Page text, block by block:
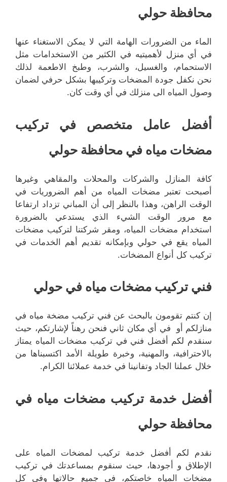
محافظة حولي
الماء من الضرورات الهامة التي لا يمكن الاستغناء عنها
في أي منزل لأهميتيه في الكثير من الاستخدامات مثل
الاستحمام، والغسيل، والشرب، وطبخ الاطعمة لذلك
نحن نكفل جودة المضخات وتركيبها بشكل حرفي لضمان
وصول المياه الى منزلك في أي وقت كان.
أفضل عامل متخصص في تركيب
مضخات مياه في محافظة حولي
كافة المنازل والشركات والمحلات والمقاهي وغيرها
أصبحت تعتبر مضخات المياه من أهم الضروريات في
الوقت الراهن، وهذا بالنظر إلى أن المباني تزداد ارتفاعا
مع مرور الوقت الشيء الذي يستدعي بالضرورة
استخدام مضخات المياه، ومقر شركتنا لتركيب مضخات
المياه يقع في حولي وبإمكانه تقديم أهم الخدمات في
تركيب كل أنواع المضخات.
فني تركيب مضخات مياه في حولي
إن كنتم تقومون بالبحث عن فني تركيب مضخة مياه في
منازلكم أو في أي مكان ثاني فنحن رهناً لإشارتكم، حيث
سنقدم لكم أفضل فني في تركيب مضخات المياه يمتاز
بالاحترافية، والمهنية، وخبرة طويلة الأمد اكتسبناها من
خلال عملنا الجاد وتفانينا في خدمة عملائنا الكرام.
أفضل خدمة تركيب مضخات مياه في
محافظة حولي
نقدم لكم أفضل خدمة تركيب لمضخات المياه على
الإطلاق و أجودها، حيث سنقوم بمساعدتك في تركيب
مضخات المياه خاصتكم، في جميع حالاتها وفي كل